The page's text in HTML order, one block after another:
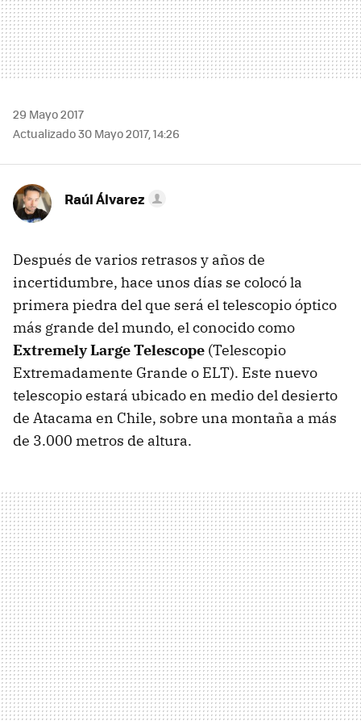
29 Mayo 2017
Actualizado 30 Mayo 2017, 14:26
Raúl Álvarez
Después de varios retrasos y años de
incertidumbre, hace unos días se colocó la
primera piedra del que será el telescopio óptico
más grande del mundo, el conocido como
Extremely Large Telescope (Telescopio
Extremadamente Grande o ELT). Este nuevo
telescopio estará ubicado en medio del desierto
de Atacama en Chile, sobre una montaña a más
de 3.000 metros de altura.